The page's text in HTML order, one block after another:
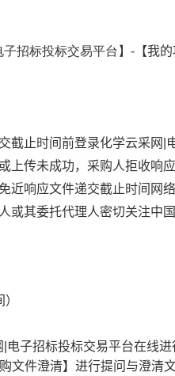
招标投标交易平台】- 【我
截止时间前登录化学云采网
上传未成功，采购人拒收响
近响应文件递交截止时间网
或其委托代理人密切关注
电子招标投标交易平台在线
购文件澄清】进行提问与澄清